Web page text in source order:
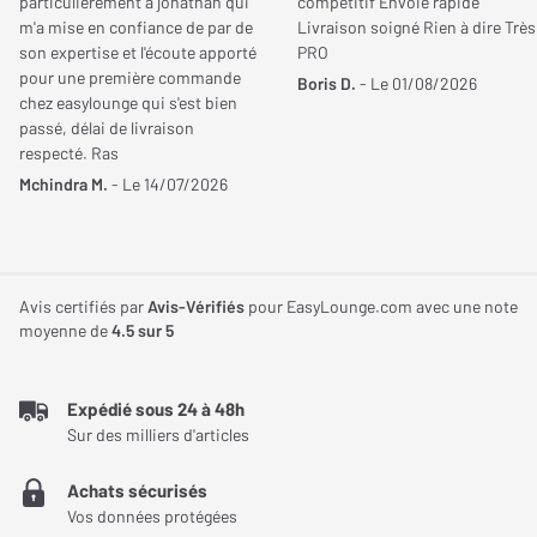
d'amplification numérique JENO Engine, développé par
Technics, optimise encore cette restitution sonore en éliminant
les interférences et en réduisant le jitter, garantissant ainsi une
reproduction audio pure et fidèle à l'enregistrement original.
Calibrage acoustique et placement flexible
quatre préréglages (libre, mur, angle, étagère), ce qui assure des
microphone intégré, capable de réaliser un calibrage acoustique
sonore sur mesure, adaptée à l'environnement d'écoute.
Interface réseau
Wi-Fi, DLNA / UPnP,
Ethernet RJ45
Connecteurs Additionnels
Hauteur de l'enceinte
Poids de l'enceinte
Poids enceinte active
m'a mise en confiance de par de
son expertise et l'écoute apporté
pour une première commande
chez easylounge qui s'est bien
passé, délai de livraison
respecté. Ras
Mchindra M. - Le 14/07/2026
Livraison soigné Rien à dire Très
PRO
Boris D. - Le 01/08/2026
Avis certifiés parAvis-Vérifiés pour EasyLounge.com avec une note
moyenne de4.5sur 5
Expédié sous 24 à 48h
Sur des milliers d'articles
Achats sécurisés
Vos données protégées